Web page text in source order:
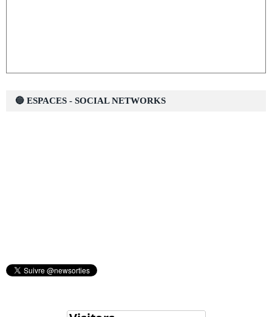
🔵 ESPACES - SOCIAL NETWORKS